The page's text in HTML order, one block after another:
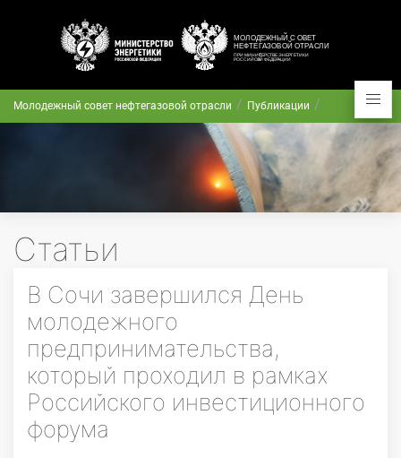
Молодежный совет нефтегазовой отрасли Публикации
Статьи
В Сочи завершился День
молодежного
предпринимательства,
который проходил в рамках
Российского инвестиционного
форума